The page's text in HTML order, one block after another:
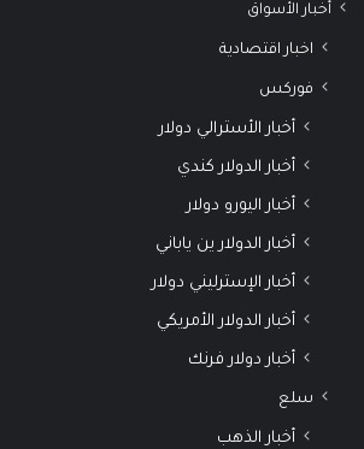
أخبار الأسواق
اخبار اقتصادية
فوركس
أخبار الأسترالي دولار
أخبار الدولار كندي
أخبار اليورو دولار
أخبار الدولار ين ياباني
أخبار الإسترليني دولار
أخبار الدولار الأمريكي
أخبار دولار فرنك
سلع
أخبار الذهب